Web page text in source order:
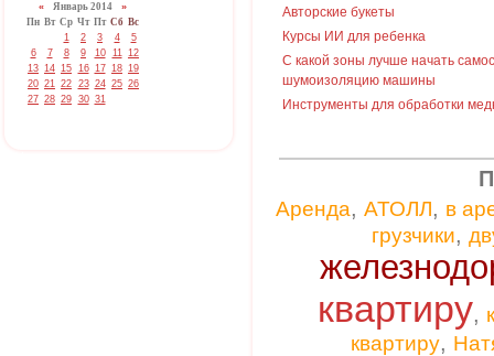
« Январь 2014 »
Пн Вт Ср Чт Пт Сб Вс
1
2 3 4
5
6
7 8 9 10 11 12
13 14 15 16 17 18 19
20 21 22 23 24 25 26
27 28 29 30 31
Авторские букеты
Курсы ИИ для ребенка
С какой зоны лучше начать
шумоизоляцию машины
Инструменты для обработки
Аренда, АТОЛЛ, в
грузчики,
квартиру,
квартиру,